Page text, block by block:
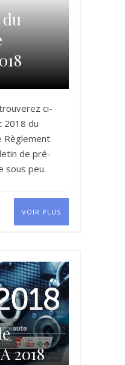
ci-
2018 du
Règlement
de pré-
sous peu.
VOIR PLUS
2018